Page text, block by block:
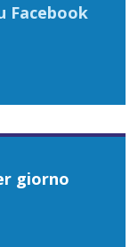
Facebook
giorno